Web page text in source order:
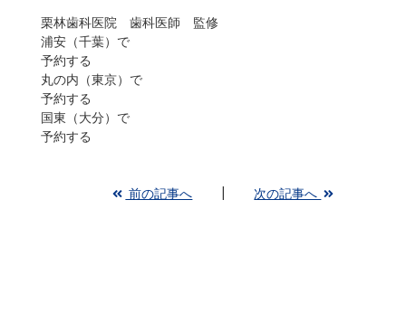
栗林歯科医院 歯科医師 監修
浦安（千葉）で
予約する
丸の内（東京）で
予約する
国東（大分）で
予約する
前の記事へ 次の記事へ